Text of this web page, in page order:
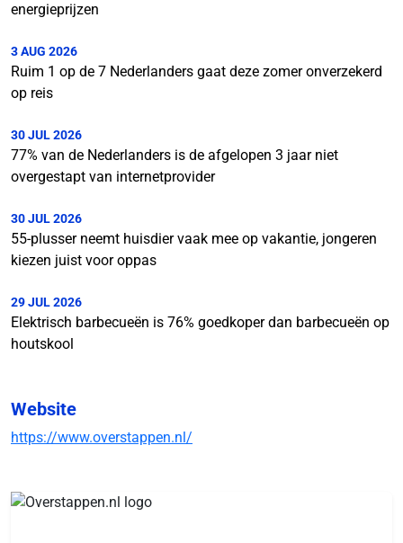
energieprijzen
3 AUG 2026
Ruim 1 op de 7 Nederlanders gaat deze zomer onverzekerd
op reis
30 JUL 2026
77% van de Nederlanders is de afgelopen 3 jaar niet
overgestapt van internetprovider
30 JUL 2026
55-plusser neemt huisdier vaak mee op vakantie, jongeren
kiezen juist voor oppas
29 JUL 2026
Elektrisch barbecueën is 76% goedkoper dan barbecueën op
houtskool
Website
https://www.overstappen.nl/